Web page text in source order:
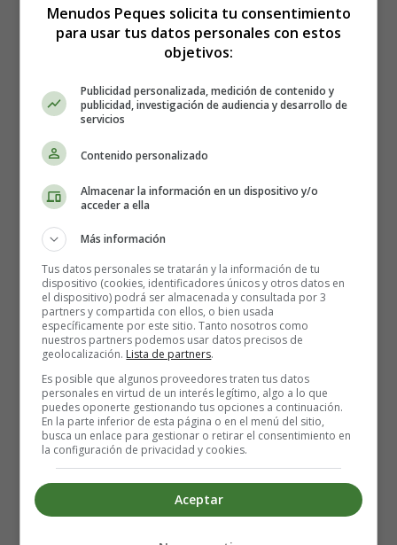
Colorear Carnavales 16 -
Láminas Para Colorear
Lámina para imprimir y colorear para el
Para imprimir la lámina de colorear, es mejor guardarla
primero en el ordenador.
Lámina para el carnaval 16 - Máscaras para los
carnavales.
Menudos Peques solicita tu consentimiento
para usar tus datos personales con estos
objetivos:
Publicidad personalizada, medición de contenido y
publicidad, investigación de audiencia y desarrollo de
servicios
Contenido personalizado
Almacenar la información en un dispositivo y/o
acceder a ella
Más información
Tus datos personales se tratarán y la información de tu
dispositivo (cookies, identificadores únicos y otros datos en
el dispositivo) podrá ser almacenada y consultada por 3
partners y compartida con ellos, o bien usada
específicamente por este sitio. Tanto nosotros como
nuestros partners podemos usar datos precisos de
geolocalización. Lista de partners.
Es posible que algunos proveedores traten tus datos
personales en virtud de un interés legítimo, algo a lo que
puedes oponerte gestionando tus opciones a continuación.
En la parte inferior de esta página o en el menú del sitio,
busca un enlace para gestionar o retirar el consentimiento en
la configuración de privacidad y cookies.
Aceptar